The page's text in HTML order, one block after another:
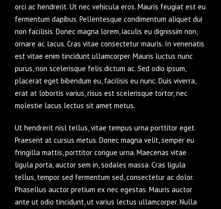
orci ac hendrerit. Ut nec vehicula eros. Mauris feugiat est eu
fermentum dapibus. Pellentesque condimentum aliquet dui
non facilisis. Donec magna lorem, iaculis eu dignissim non,
ornare ac lacus. Cras vitae consectetur mauris. In venenatis
est vitae enim tincidunt ullamcorper. Mauris luctus nunc
purus, non scelerisque felis dictum ac. Sed odio ipsum,
placerat eget bibendum eu, facilisis eu nunc. Duis viverra,
erat at lobortis varius, risus est scelerisque tortor, nec
molestie lacus lectus sit amet metus.
Ut hendrerit nisl tellus, vitae tempus urna porttitor eget.
Praesent at cursus metus. Donec magna velit, semper eu
fringilla mattis, porttitor congue urna. Maecenas vitae
ligula porta, auctor sem in, sodales massa. Cras ligula
tellus, tempor sed fermentum sed, consectetur ac dolor.
Phasellus auctor pretium ex nec egestas. Mauris auctor
ante ut odio tincidunt, ut varius lectus ullamcorper. Nulla